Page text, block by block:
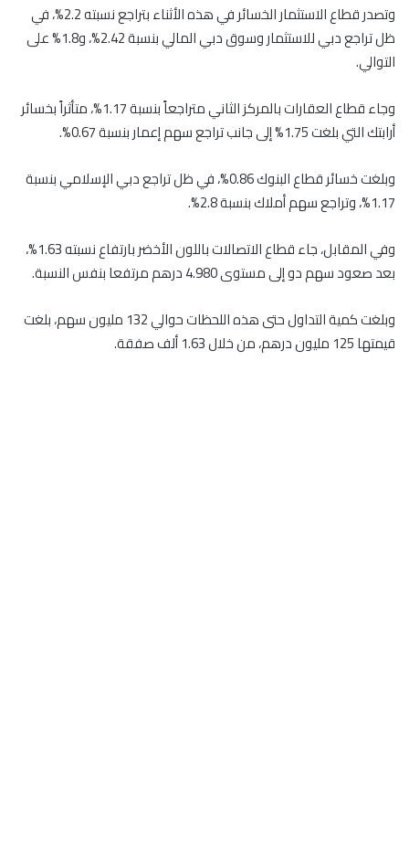
وتصدر قطاع الاستثمار الخسائر في هذه الأثناء بتراجع نسبته 2.2%، في
ظل تراجع دبي للاستثمار وسوق دبي المالي بنسبة 2.42%، و1.8% على
التوالي.
وجاء قطاع العقارات بالمركز الثاني متراجعاً بنسبة 1.17%، متأثراً بخسائر
أرابتك التي بلغت 1.75% إلى جانب تراجع سهم إعمار بنسبة 0.67%.
وبلغت خسائر قطاع البنوك 0.86%، في ظل تراجع دبي الإسلامي بنسبة
1.17%، وتراجع سهم أملاك بنسبة 2.8%.
وفي المقابل، جاء قطاع الاتصالات باللون الأخضر بارتفاع نسبته 1.63%،
بعد صعود سهم دو إلى مستوى 4.980 درهم مرتفعا بنفس النسبة.
وبلغت كمية التداول حتى هذه اللحظات حوالي 132 مليون سهم، بلغت
قيمتها 125 مليون درهم، من خلال 1.63 ألف صفقة.